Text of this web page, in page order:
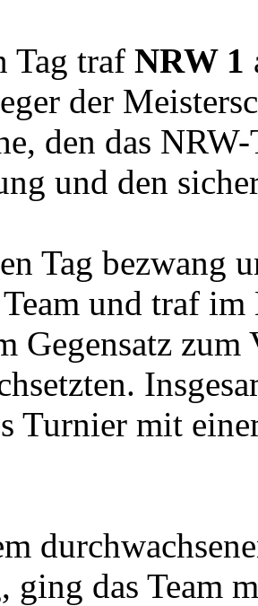
Tag traf NRW 1
der
den das
und den
Tag bezwang
Team und traf
Gegensatz zum
Turnier mit
ging das Team